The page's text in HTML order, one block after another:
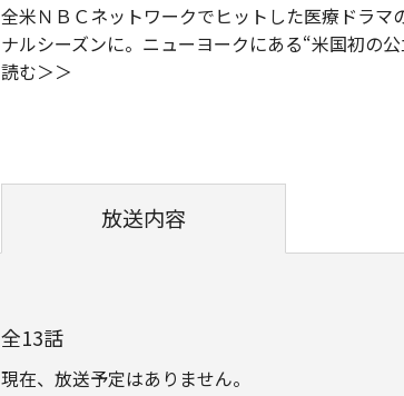
全米ＮＢＣネットワークでヒットした医療ドラ
ナルシーズンに。ニューヨークにある“米国初の
読む
放送内容
全13話
現在、放送予定はありません。